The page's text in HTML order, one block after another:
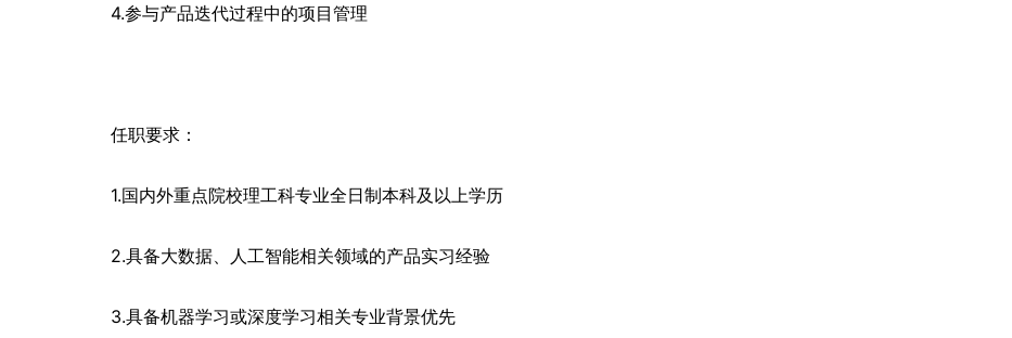
4.参与产品迭代过程中的项目管理
任职要求：
1.国内外重点院校理工科专业全日制本科及以上学历
2.具备大数据、人工智能相关领域的产品实习经验
3.具备机器学习或深度学习相关专业背景优先